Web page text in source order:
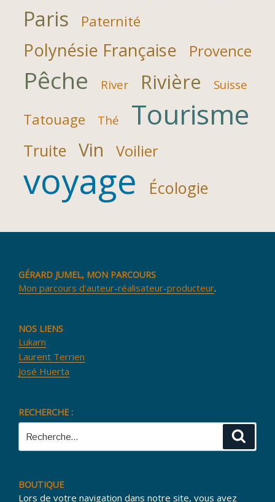
Paris Paternité
Polynésie Française Provence
Pêche River Rivière Suisse
Tatouage Thé Tourisme
Truite Vin Voilier
voyage Écologie
GÉRARD JUMEL, MON PARCOURS
Mon parcours d'auteur-réalisateur-producteur.
NOS LIENS
Lukarn
Laurent Terrien
José Huerta
RECHERCHE :
BOUTIQUE
Lors de votre navigation dans notre site, vous avez